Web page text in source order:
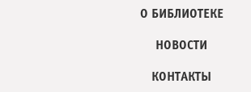
О БИБЛИОТЕКЕ
НОВОСТИ
КОНТАКТЫ